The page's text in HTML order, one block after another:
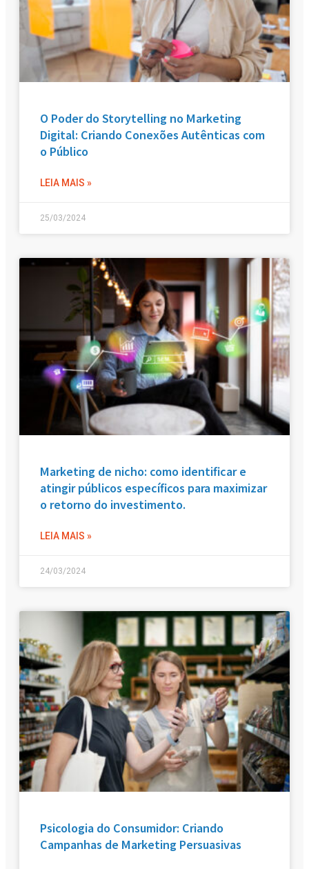
O Poder do Storytelling no Marketing
Digital: Criando Conexões Autênticas com
o Público
LEIA MAIS »
25/03/2024
Marketing de nicho: como identificar e
atingir públicos específicos para maximizar
o retorno do investimento.
LEIA MAIS »
24/03/2024
Psicologia do Consumidor: Criando
Campanhas de Marketing Persuasivas